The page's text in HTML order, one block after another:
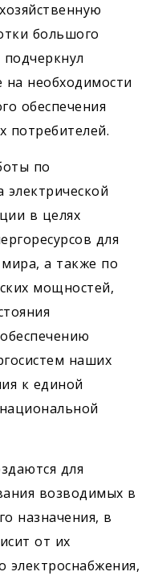
большого
подчеркнул
на необходимости
обеспечения
потребителей.
по
в целях
для
а также по
мощностей,
наших
к единой
для
возводимых в
назначения, в
от их
электроснабжения,